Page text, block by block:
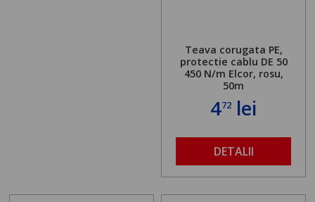
Teava corugata PE,
protectie cablu DE 50
450 N/m Elcor, rosu,
50m
472 lei
DETALII